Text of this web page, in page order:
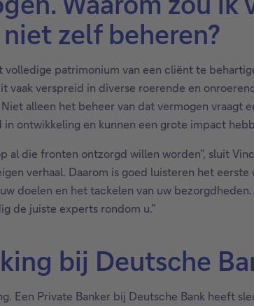
zelf beheren?
patrimonium van een cliënt te
verspreid in diverse roerende en
alleen het beheer van dat vermogen vraagt
ontwikkeling en kunnen een grote impact
die fronten ontzorgd willen worden”, sluit
verhaal. Daarom is goed luisteren het
doelen en het tackelen van uw
de juiste experts rondom u.”
bij Deutsche
Een Private Banker bij Deutsche Bank heeft